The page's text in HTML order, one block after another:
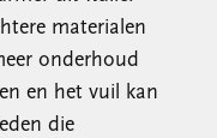
materialen
onderhoud
en het vuil kan
die